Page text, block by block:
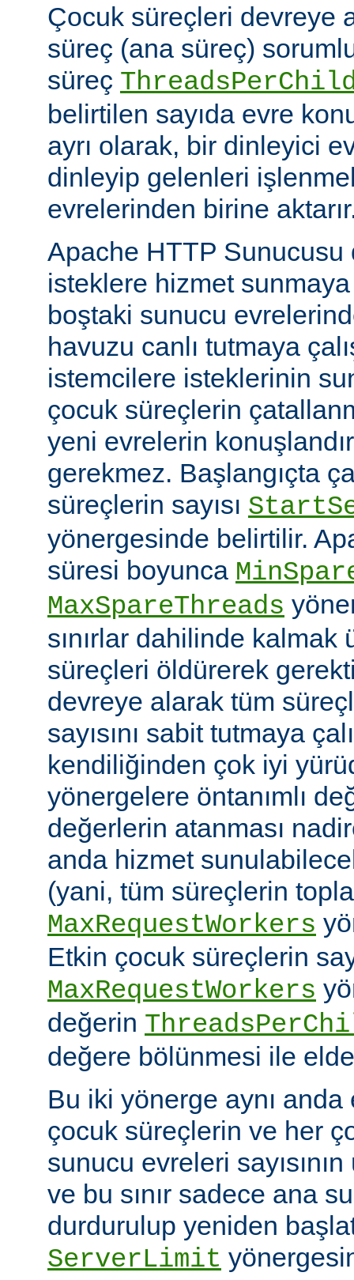
Çocuk süreçleri devreye
süreç (ana süreç)
süreç
belirtilen sayıda evre
ayrı olarak, bir dinleyici
dinleyip gelenleri
evrelerinden birine
Apache HTTP Sunucusu
isteklere hizmet
boştaki sunucu
havuzu canlı tutmaya
istemcilere isteklerinin
çocuk süreçlerin
yeni evrelerin
gerekmez. Başlangıçta
süreçlerin sayısı
yönergesinde belirtilir.
süresi boyunca
MaxSpareThreads
sınırlar dahilinde
süreçleri öldürerek
devreye alarak tüm
sayısını sabit tutmaya
kendiliğinden çok iyi
yönergelere öntanımlı
değerlerin atanması
anda hizmet
(yani, tüm süreçlerin
MaxRequestWorkers
Etkin çocuk süreçlerin
MaxRequestWorkers
değerin
değere bölünmesi ile
Bu iki yönerge aynı
çocuk süreçlerin ve her
sunucu evreleri sayısının
ve bu sınır sadece ana
durdurulup yeniden
ServerLimit